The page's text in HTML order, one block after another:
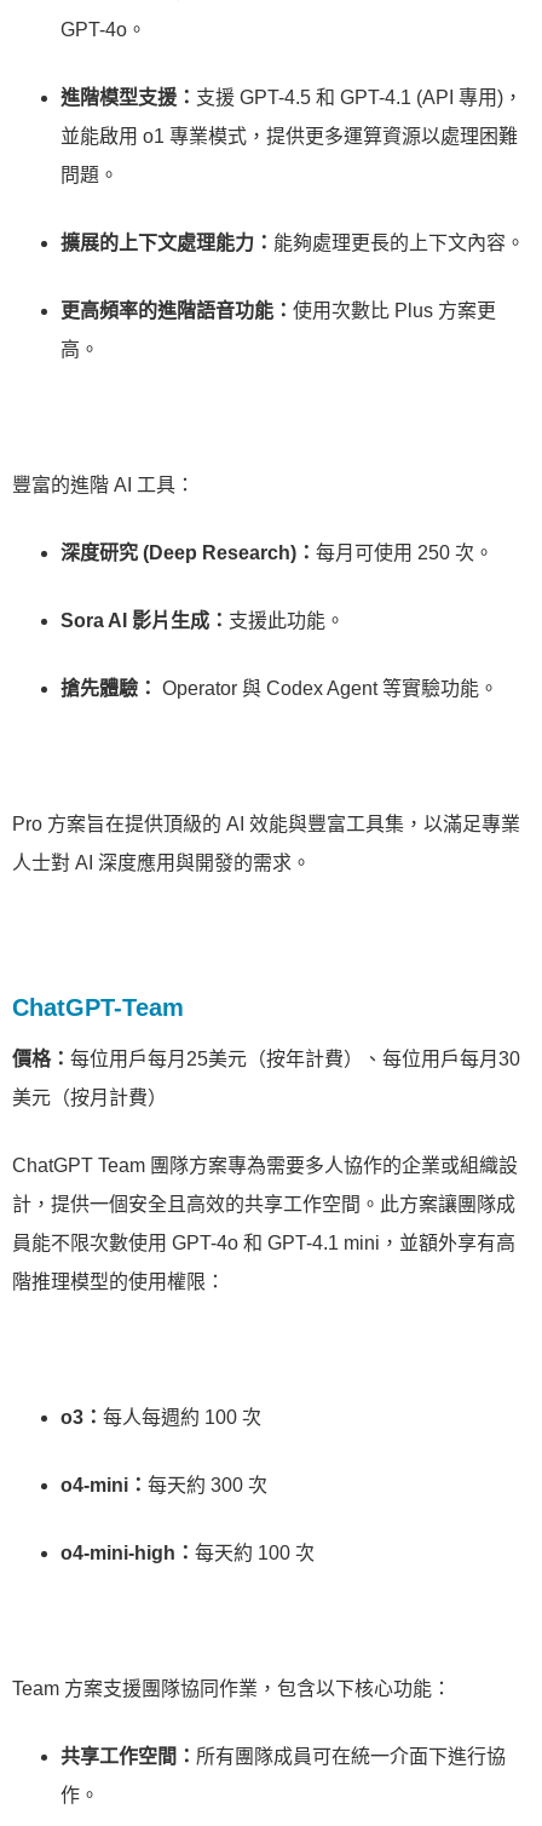
GPT-4o。
進階模型支援： 支援 GPT-4.5 和 GPT-4.1 (API 專用)，
並能啟用 o1 專業模式，提供更多運算資源以處理困難
問題。
擴展的上下文處理能力： 能夠處理更長的上下文內容。
更高頻率的進階語音功能： 使用次數比 Plus 方案更
高。
豐富的進階 AI 工具：
深度研究 (Deep Research)： 每月可使用 250 次。
Sora AI 影片生成： 支援此功能。
搶先體驗： Operator 與 Codex Agent 等實驗功能。
Pro 方案旨在提供頂級的 AI 效能與豐富工具集，以滿足專業
人士對 AI 深度應用與開發的需求。
ChatGPT-Team
價格： 每位用戶每月25美元（按年計費）、每位用戶每月30
美元（按月計費）
ChatGPT Team 團隊方案專為需要多人協作的企業或組織設
計，提供一個安全且高效的共享工作空間。此方案讓團隊成
員能不限次數使用 GPT-4o 和 GPT-4.1 mini，並額外享有高
階推理模型的使用權限：
o3： 每人每週約 100 次
o4-mini： 每天約 300 次
o4-mini-high： 每天約 100 次
Team 方案支援團隊協同作業，包含以下核心功能：
共享工作空間： 所有團隊成員可在統一介面下進行協
作。